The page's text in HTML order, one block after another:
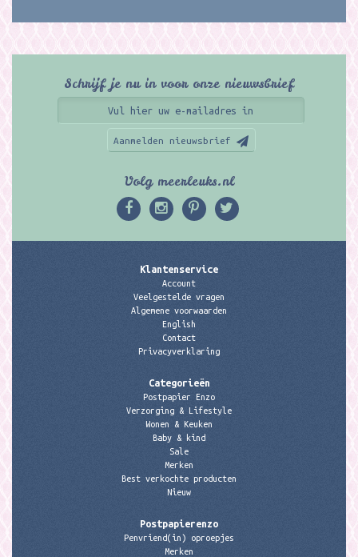
Schrijf je nu in voor onze nieuwsbrief
Aanmelden nieuwsbrief
Volg meerleuks.nl
Klantenservice
Account
Veelgestelde vragen
Algemene voorwaarden
English
Contact
Privacyverklaring
Categorieën
Postpapier Enzo
Verzorging & Lifestyle
Wonen & Keuken
Baby & kind
Sale
Merken
Best verkochte producten
Nieuw
Postpapierenzo
Penvriend(in) oproepjes
Merken